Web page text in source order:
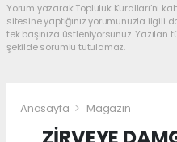
Yorum yazarak Topluluk Kuralları’nı
sitesine yaptığınız yorumunuzla ilgili
tek başınıza üstleniyorsunuz.
şekilde sorumlu tutulamaz.
Anasayfa Magazin